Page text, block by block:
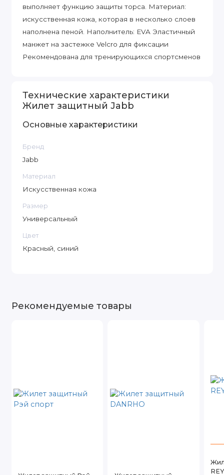
выполняет функцию защиты торса. Материал:
искусственная кожа, которая в несколько слоев
наполнена пеной. Наполнитель: EVA Эластичный
манжет на застежке Velcro для фиксации
Рекомендована для тренирующихся спортсменов
Технические характеристики
Жилет защитный Jabb
Основные характеристики
Бренд
Jabb
Материал
Искусственная кожа
Размер
Универсальный
Цвет
Красный, синий
Рекомендуемые товары